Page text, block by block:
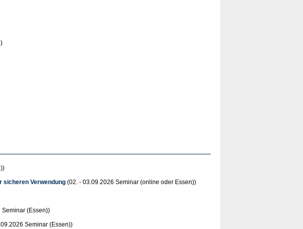
sicheren Verwendung (02. - 03.09.2026 Seminar (online oder Essen))
Seminar (Essen))
Seminar (Essen))